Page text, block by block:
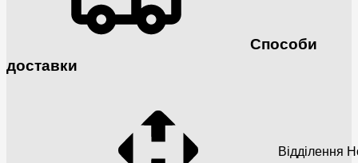
Способи
доставки
Відділення